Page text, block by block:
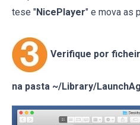
tese "NicePlayer" e mova as
Verifique por
na pasta ~/Library/